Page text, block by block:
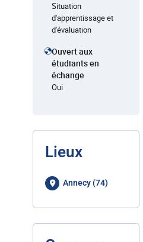
Situation
d'apprentissage et
d'évaluation
Ouvert aux
étudiants en
échange
Oui
Lieux
Annecy (74)